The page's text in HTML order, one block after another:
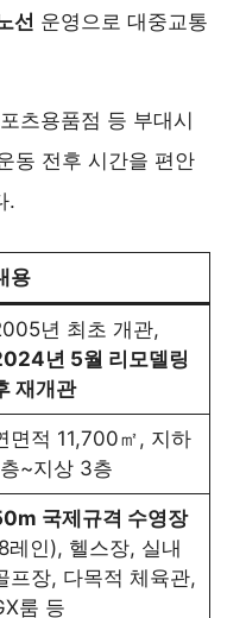
선 운영으로 대중교통
츠용품점 등 부대시
동 전후 시간을 편안
.
용
년 최초 개관,
년 5월 리모델링
재개관
면적 11,700㎡, 지하
~지상 3층
국제규격 수영장
레인), 헬스장, 실내
프장, 다목적 체육관,
룸 등